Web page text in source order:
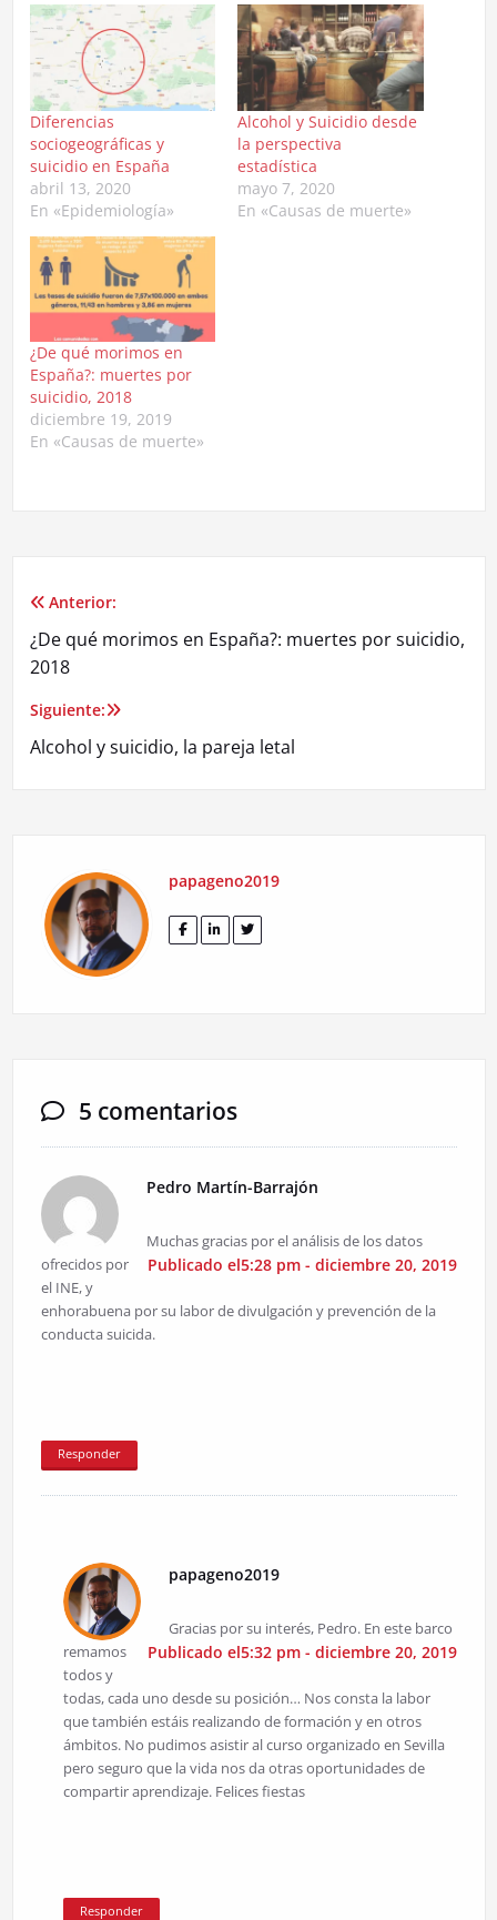
Diferencias
sociogeográficas y
suicidio en España
abril 13, 2020
En «Epidemiología»
Alcohol y Suicidio desde
la perspectiva
estadística
mayo 7, 2020
En «Causas de muerte»
¿De qué morimos en
España?: muertes por
suicidio, 2018
diciembre 19, 2019
En «Causas de muerte»
Navegación
de
entradas
Anterior:
¿De qué morimos en España?: muertes por suicidio,
2018
Siguiente:
Alcohol y suicidio, la pareja letal
papageno2019
5 comentarios
Pedro Martín-Barrajón
Publicado el5:28 pm - diciembre 20, 2019
Muchas gracias por el análisis de los datos
ofrecidos por
el INE, y
enhorabuena por su labor de divulgación y prevención de la
conducta suicida.
Responder
papageno2019
Publicado el5:32 pm - diciembre 20, 2019
Gracias por su interés, Pedro. En este barco
remamos
todos y
todas, cada uno desde su posición… Nos consta la labor
que también estáis realizando de formación y en otros
ámbitos. No pudimos asistir al curso organizado en Sevilla
pero seguro que la vida nos da otras oportunidades de
compartir aprendizaje. Felices fiestas
Responder